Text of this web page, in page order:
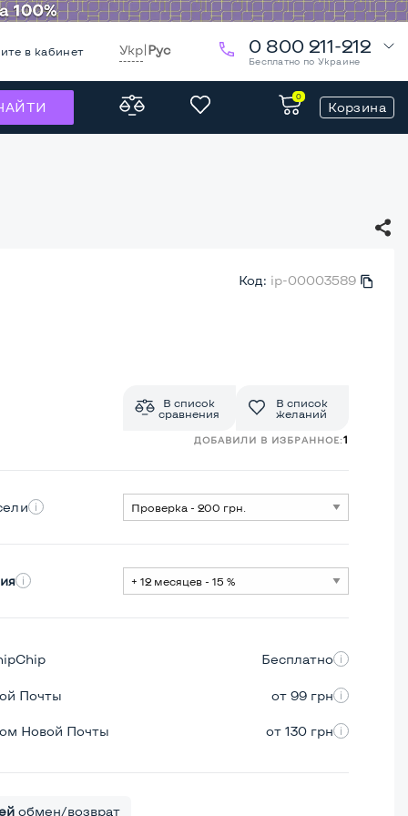
в кабинет Укр|Рус 0 800 211-212
Бесплатно по Украине
0
Корзина
Код: ip-00003589
В список
сравнения
В список
желаний
ДОБАВИЛИ В ИЗБРАННОЕ:1
Бесплатно
Почты от 99 грн
Новой Почты от 130 грн
обмен/возврат